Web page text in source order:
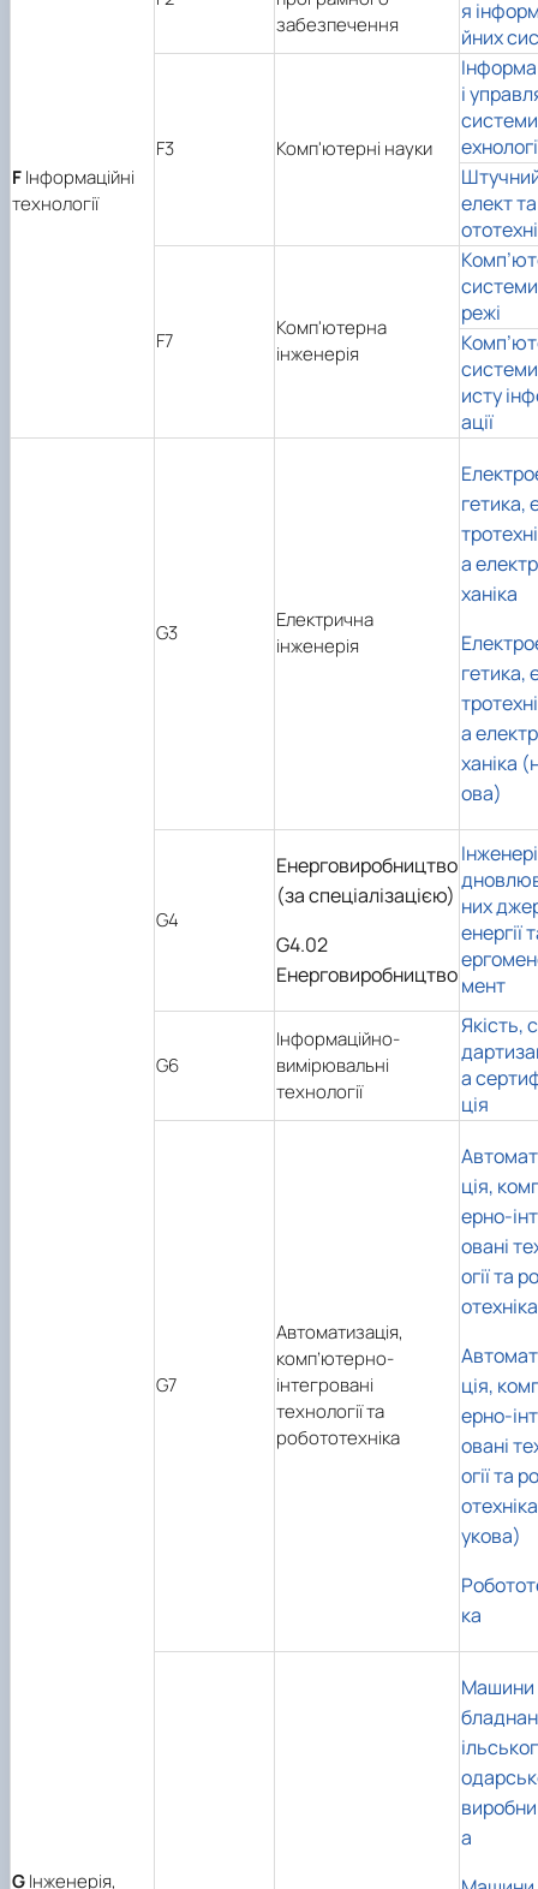
FІнформаційні
технології
забезпечення
я
йних
F3 Комп'ютерні науки
і
елект
F7
Комп'ютерна
інженерія
режі
исту
ації
GІнженерія,
G3
Електрична
інженерія
гетика,
а
ханіка
гетика,
а
ханіка
ова)
G4
Енерговиробництво
(за спеціалізацією)
G4.02
Енерговиробництво
них
енергії
мент
G6
Інформаційно-
вимірювальні
технології
Якість,
а
ція
G7
Автоматизація,
комп’ютерно-
інтегровані
технології та
робототехніка
ція,
ерно-
овані
огії та
отехніка
ція,
ерно-
овані
огії та
укова)
ка
Машини
а